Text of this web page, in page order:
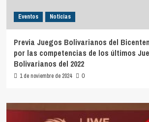
Eventos Noticias
Previa Juegos Bolivarianos del
por las competencias de los últimos
Bolivarianos del 2022
1 de noviembre de 2024 0